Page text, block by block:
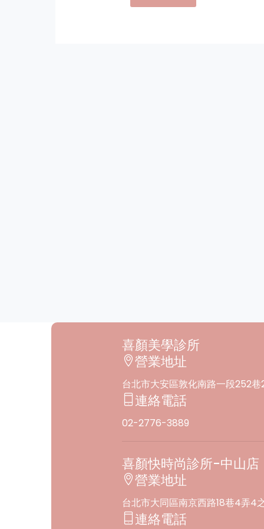
喜顏美學診所
營業地址
台北市⼤安區敦化南路⼀段252巷
連絡電話
02-2776-3889
喜顏快時尚診所-中山店
營業地址
台北市大同區南京西路18巷4弄4
連絡電話